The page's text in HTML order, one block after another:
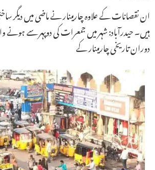
ان نقصانات کے علاوہ چارمینار نے ماضی میں دیگر
ہیں۔ حیدرآباد: شہر میں جمعرات کی دوپہر سے
دوران تاریخی چارمینار کے